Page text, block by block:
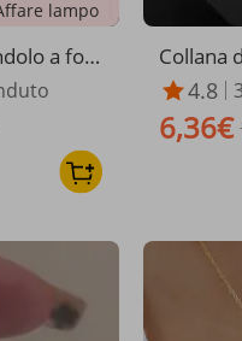
lampo
a for
inta
uomo, se
hop, po
Collana
lega
ondolo
gioco
4.8
6,36€